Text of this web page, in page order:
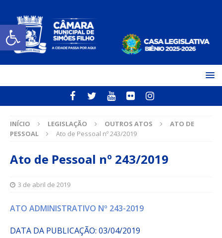
Open toolbar
INÍCIO LEGISLAÇÃO OUTROS ATOS
ATO DE
PESSOAL
Ato de Pessoal nº 243/2019
Ato de Pessoal nº 243/2019
3 de abril de 2019
ATO ADMINISTRATIVO Nº 243-2019
DATA DA PUBLICAÇÃO: 03/04/2019